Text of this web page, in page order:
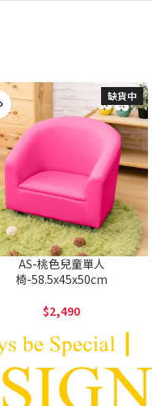
缺貨中
AS-桃色兒童單人
椅-58.5x45x50cm
2,490